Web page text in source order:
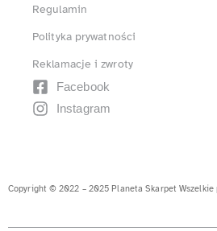
Regulamin
Polityka prywatności
Reklamacje i zwroty
Facebook
Instagram
Copyright © 2022 – 2025 Planeta Skarpet Wszelkie